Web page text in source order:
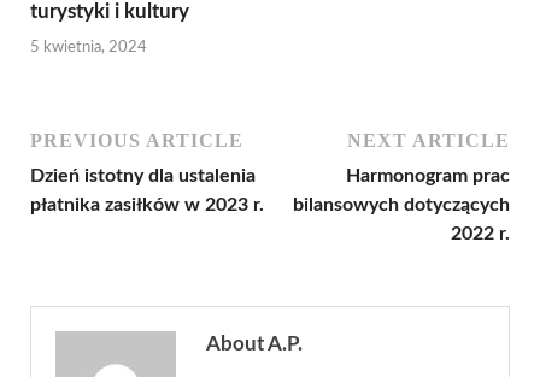
turystyki i kultury
5 kwietnia, 2024
PREVIOUS ARTICLE
Dzień istotny dla ustalenia
płatnika zasiłków w 2023 r.
NEXT ARTICLE
Harmonogram prac
bilansowych dotyczących
2022 r.
About A.P.